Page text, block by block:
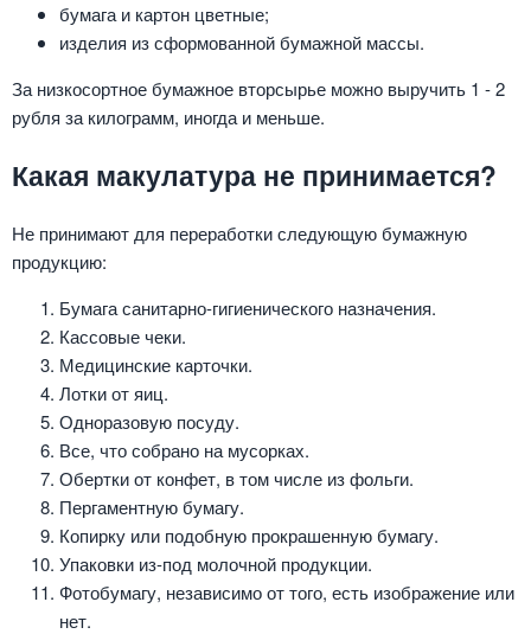
бумага и картон цветные;
изделия из сформованной бумажной массы.
За низкосортное бумажное вторсырье можно выручить 1 - 2
рубля за килограмм, иногда и меньше.
Какая макулатура не принимается?
Не принимают для переработки следующую бумажную
продукцию:
Бумага санитарно-гигиенического назначения.
Кассовые чеки.
Медицинские карточки.
Лотки от яиц.
Одноразовую посуду.
Все, что собрано на мусорках.
Обертки от конфет, в том числе из фольги.
Пергаментную бумагу.
Копирку или подобную прокрашенную бумагу.
Упаковки из-под молочной продукции.
Фотобумагу, независимо от того, есть изображение или
нет.